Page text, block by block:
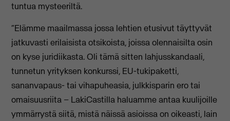
tuntua mysteeriltä.
“Elämme maailmassa jossa lehtien etusivut täyttyvät
jatkuvasti erilaisista otsikoista, joissa olennaisilta osin
on kyse juridiikasta. Oli tämä sitten lahjusskandaali,
tunnetun yrityksen konkurssi, EU-tukipaketti,
sananvapaus- tai vihapuheasia, julkkisparin ero tai
omaisuusriita – LakiCastilla haluamme antaa kuulijoille
ymmärrystä siitä, mistä näissä asioissa on oikeasti, lain